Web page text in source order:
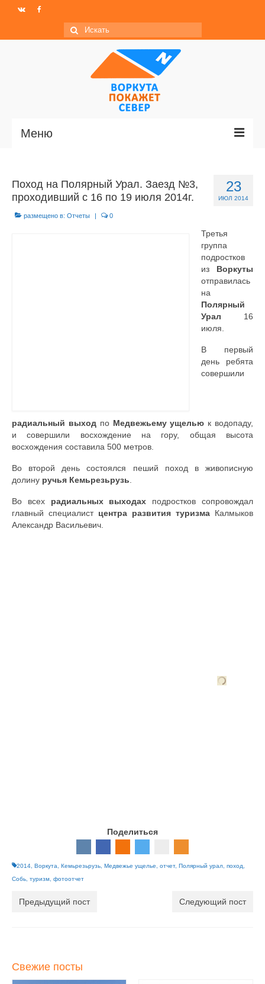
Искать:
Меню
Новости
МО ГО «Воркута»
23
ИЮЛ 2014
Поход на Полярный Урал. Заезд №3,
проходивший с 16 по 19 июля 2014г.
размещено в: Отчеты | 0
Третья
группа
подростков
из Воркуты
отправилась
на
Полярный
Урал 16
июля.
В первый
день ребята
совершили
радиальный выходпо Медвежьему ущелью к водопаду,
и совершили восхождение на гору, общая высота
восхождения составила 500 метров.
Во второй день состоялся пеший поход в живописную
долину ручья Кемьрезьрузь
Во всех радиальных выходах подростков сопровождал
главный специалист центра развития туризма Калмыков
Александр Васильевич.
Поделиться
2014 Воркута Кемьрезьрузь Медвежье ущелье отчет, Полярный урал поход
Собь туризм фотоотчет
Предыдущий пост Следующий пост
Свежие посты